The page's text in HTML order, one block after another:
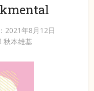
2021年8月12日
秋本雄基